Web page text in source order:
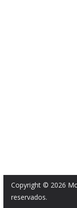
Copyright © 2026
reservados.